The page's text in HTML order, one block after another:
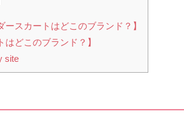
スカートはどこのブランド？】
どこのブランド？】
site